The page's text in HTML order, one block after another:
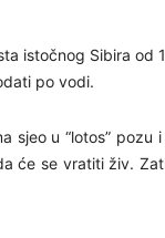
istočnog Sibira od
po vodi.
sjeo u “lotos” pozu
će se vratiti živ.